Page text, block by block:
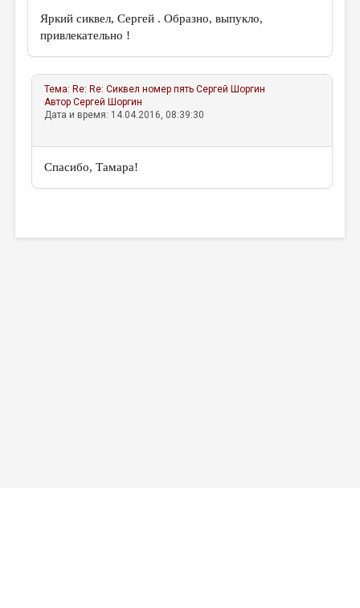
РЕЦЕНЗИРОВАНИЕ
ЦИКЛЫ ПУБЛИКАЦИЙ
ТРЕДИАКОВСКИЙ
МЕДИА
ВКОНТАКТЕ
Яркий сиквел, Сергей . Образно, выпукло,
привлекательно !
Тема: Re: Re: Сиквел номер пять Сергей Шоргин
АвторСергей Шоргин
Дата и время: 14.04.2016, 08:39:30
Спасибо, Тамара!